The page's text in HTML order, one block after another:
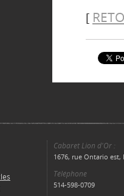
[
Cabaret Lion d'Or :
1676, rue Ontario est,
Téléphone
514-598-0709